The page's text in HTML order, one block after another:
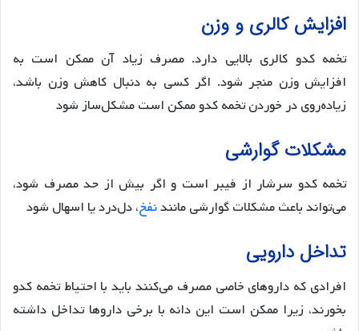
​افزایش کالری و وزن
تخمه کدو کالری بالایی دارد. مصرف زیاد آن ممکن است به
افزایش وزن منجر شود. اگر کسی به دنبال کاهش وزن باشد،
زیاده‌روی در خوردن تخمه کدو ممکن است مشکل‌ساز شود​
مشکلات گوارشی
تخمه کدو سرشار از فیبر است و اگر بیش از حد مصرف شود،
می‌تواند باعث مشکلات گوارشی مانندنفخ، دل‌درد یا اسهال شود​
تداخل دارویی
افرادی که داروهای خاصی مصرف می‌کنند باید با احتیاط تخمه کدو
بخورند، زیرا ممکن است این دانه با برخی داروها تداخل داشته